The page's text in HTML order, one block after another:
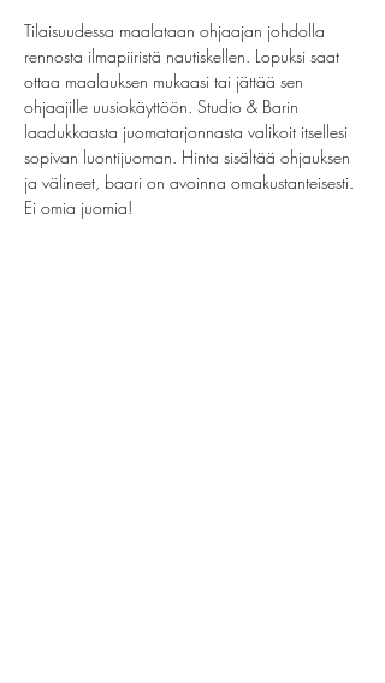
Tilaisuudessa maalataan ohjaajan johdolla
rennosta ilmapiiristä nautiskellen. Lopuksi saat
ottaa maalauksen mukaasi tai jättää sen
ohjaajille uusiokäyttöön. Studio & Barin
laadukkaasta juomatarjonnasta valikoit itsellesi
sopivan luontijuoman. Hinta sisältää ohjauksen
ja välineet, baari on avoinna omakustanteisesti.
Ei omia juomia!